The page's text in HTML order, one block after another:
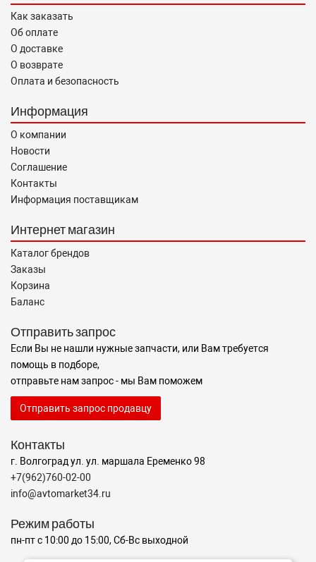
Как заказать
Об оплате
О доставке
О возврате
Оплата и безопасность
Информация
О компании
Новости
Соглашение
Контакты
Информация поставщикам
Интернет магазин
Каталог брендов
Заказы
Корзина
Баланс
Отправить запрос
Если Вы не нашли нужные запчасти, или Вам требуется
помощь в подборе,
отправьте нам запрос - мы Вам поможем
Отправить запрос продавцу
Контакты
г. Волгоград ул. ул. маршала Еременко 98
+7(962)760-02-00
info@avtomarket34.ru
Режим работы
пн-пт с 10:00 до 15:00, Сб-Вс выходной